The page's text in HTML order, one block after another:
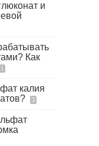
и
Как
1
калия
2